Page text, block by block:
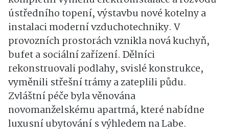
ústředního topení, výstavbu nové kotelny a
instalaci moderní vzduchotechniky. V
provozních prostorách vznikla nová kuchyň,
bufet a sociální zařízení. Dělníci
rekonstruovali podlahy, svislé konstrukce,
vyměnili střešní trámy a zateplili půdu.
Zvláštní péče byla věnována
novomanželskému apartmá, které nabídne
luxusní ubytování s výhledem na Labe.